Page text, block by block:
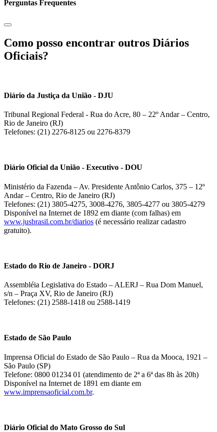
Perguntas Frequentes
Como posso encontrar outros Diários
Oficiais?
Diário da Justiça da União - DJU
Tribunal Regional Federal - Rua do Acre, 80 – 22º Andar – Centro,
Rio de Janeiro (RJ)
Telefones: (21) 2276-8125 ou 2276-8379
Diário Oficial da União - Executivo - DOU
Ministério da Fazenda – Av. Presidente Antônio Carlos, 375 – 12º
Andar – Centro, Rio de Janeiro (RJ)
Telefones: (21) 3805-4275, 3008-4276, 3805-4277 ou 3805-4279
Disponível na Internet de 1892 em diante (com falhas) em
www.jusbrasil.com.br/diarios (é necessário realizar cadastro
gratuito).
Estado do Rio de Janeiro - DORJ
Assembléia Legislativa do Estado – ALERJ – Rua Dom Manuel,
s/n – Praça XV, Rio de Janeiro (RJ)
Telefones: (21) 2588-1418 ou 2588-1419
Estado de São Paulo
Imprensa Oficial do Estado de São Paulo – Rua da Mooca, 1921 –
São Paulo (SP)
Telefone: 0800 01234 01 (atendimento de 2ª a 6ª das 8h às 20h)
Disponível na Internet de 1891 em diante em
www.imprensaoficial.com.br.
Diário Oficial do Mato Grosso do Sul